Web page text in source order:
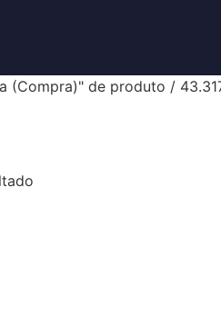
(Compra)" de produto /